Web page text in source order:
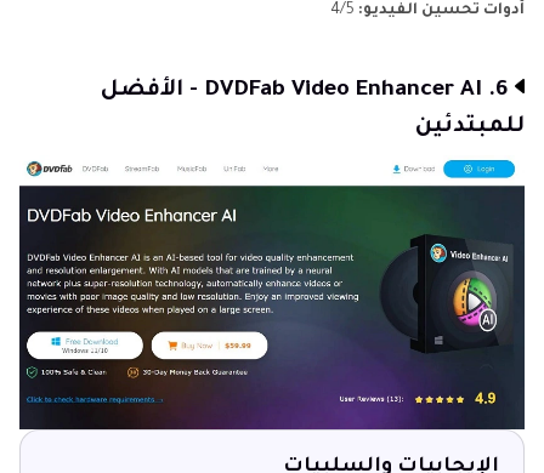
أدوات تحسين الفيديو:
6. DVDFab Video Enhancer AI - الأفضل
للمبتدئين
الإيجابيات والسلبيات